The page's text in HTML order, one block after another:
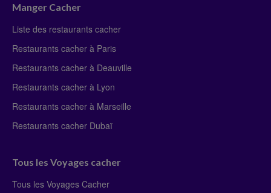
Manger Cacher
Liste des restaurants cacher
Restaurants cacher à Paris
Restaurants cacher à Deauville
Restaurants cacher à Lyon
Restaurants cacher à Marseille
Restaurants cacher Dubaï
Tous les Voyages cacher
Tous les Voyages Cacher